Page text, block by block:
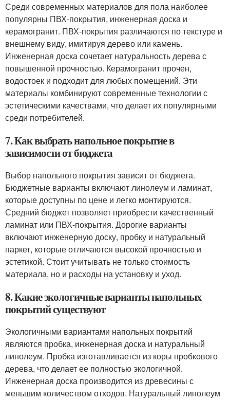
Среди современных материалов для пола наиболее
популярны ПВХ-покрытия, инженерная доска и
керамогранит. ПВХ-покрытия различаются по текстуре и
внешнему виду, имитируя дерево или камень.
Инженерная доска сочетает натуральность дерева с
повышенной прочностью. Керамогранит прочен,
водостоек и подходит для любых помещений. Эти
материалы комбинируют современные технологии с
эстетическими качествами, что делает их популярными
среди потребителей.
7. Как выбрать напольное покрытие в
зависимости от бюджета
Выбор напольного покрытия зависит от бюджета.
Бюджетные варианты включают линолеум и ламинат,
которые доступны по цене и легко монтируются.
Средний бюджет позволяет приобрести качественный
ламинат или ПВХ-покрытия. Дорогие варианты
включают инженерную доску, пробку и натуральный
паркет, которые отличаются высокой прочностью и
эстетикой. Стоит учитывать не только стоимость
материала, но и расходы на установку и уход.
8. Какие экологичные варианты напольных
покрытий существуют
Экологичными вариантами напольных покрытий
являются пробка, инженерная доска и натуральный
линолеум. Пробка изготавливается из коры пробкового
дерева, что делает ее полностью экологичной.
Инженерная доска производится из древесины с
меньшим количеством отходов. Натуральный линолеум